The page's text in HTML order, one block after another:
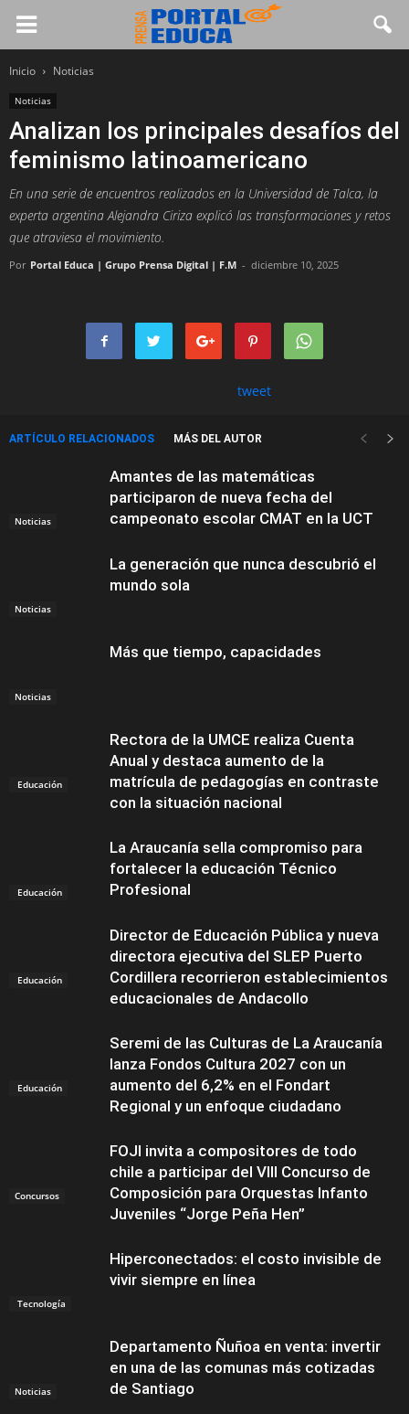
Inicio Noticias
Noticias
Analizan los principales desafíos del
feminismo latinoamericano
En una serie de encuentros realizados en la Universidad de Talca, la
experta argentina Alejandra Ciriza explicó las transformaciones y retos
que atraviesa el movimiento.
Por Portal Educa | Grupo Prensa Digital | F.M - diciembre 10, 2025
tweet
ARTÍCULO RELACIONADOS MÁS DEL AUTOR
Noticias
Amantes de las matemáticas
participaron de nueva fecha del
campeonato escolar CMAT en la UCT
Noticias
La generación que nunca descubrió el
mundo sola
Noticias
Más que tiempo, capacidades
Educación
Rectora de la UMCE realiza Cuenta
Anual y destaca aumento de la
matrícula de pedagogías en contraste
con la situación nacional
Educación
La Araucanía sella compromiso para
fortalecer la educación Técnico
Profesional
Educación
Director de Educación Pública y nueva
directora ejecutiva del SLEP Puerto
Cordillera recorrieron establecimientos
educacionales de Andacollo
Educación
Seremi de las Culturas de La Araucanía
lanza Fondos Cultura 2027 con un
aumento del 6,2% en el Fondart
Regional y un enfoque ciudadano
Concursos
FOJI invita a compositores de todo
chile a participar del VIII Concurso de
Composición para Orquestas Infanto
Juveniles “Jorge Peña Hen”
Tecnología
Hiperconectados: el costo invisible de
vivir siempre en línea
Noticias
Departamento Ñuñoa en venta: invertir
en una de las comunas más cotizadas
de Santiago